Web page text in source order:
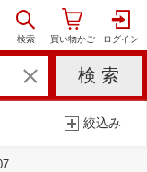
絞込み